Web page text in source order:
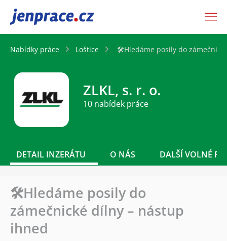
JenPráce.cz
Nabídky práce Loštice 🛠️Hledáme posily do
ZLKL, s. r. o.
10 nabídek práce
DETAIL INZERÁTU O NÁS DALŠÍ VOLNÉ
🛠️Hledáme posily do
zámečnické dílny – nástup
ihned